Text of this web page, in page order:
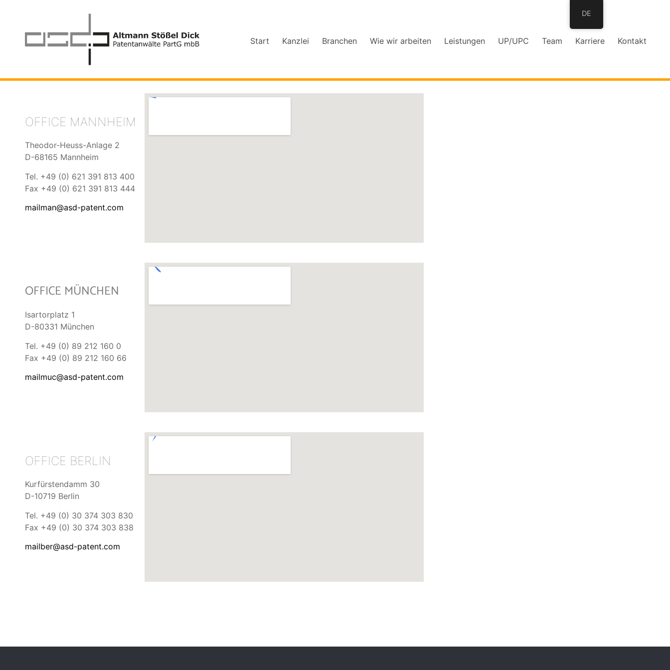
Start Kanzlei Branchen Wie wir arbeiten Leistungen UP/UPC Team Karriere Kontakt
OFFICE MANNHEIM
Theodor-Heuss-Anlage 2
D-68165 Mannheim
Tel. +49 (0) 621 391 813 400
Fax +49 (0) 621 391 813 444
mailman@asd-patent.com
OFFICE MÜNCHEN
Isartorplatz 1
D-80331 München
Tel. +49 (0) 89 212 160 0
Fax +49 (0) 89 212 160 66
mailmuc@asd-patent.com
OFFICE BERLIN
Kurfürstendamm 30
D-10719 Berlin
Tel. +49 (0) 30 374 303 830
Fax +49 (0) 30 374 303 838
mailber@asd-patent.com
DE